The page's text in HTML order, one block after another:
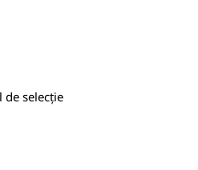
de selecție